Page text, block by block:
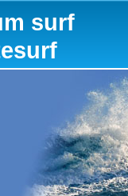
surf